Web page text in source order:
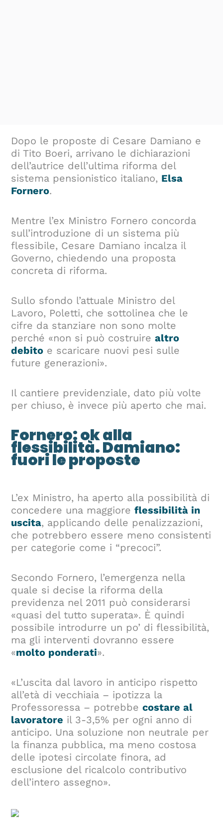
Dopo le proposte di Cesare Damiano e
di Tito Boeri, arrivano le dichiarazioni
dell’autrice dell’ultima riforma del
sistema pensionistico italiano, Elsa
Fornero.
Mentre l’ex Ministro Fornero concorda
sull’introduzione di un sistema più
flessibile, Cesare Damiano incalza il
Governo, chiedendo una proposta
concreta di riforma.
Sullo sfondo l’attuale Ministro del
Lavoro, Poletti, che sottolinea che le
cifre da stanziare non sono molte
perché «non si può costruirealtro
debito e scaricare nuovi pesi sulle
future generazioni».
Il cantiere previdenziale, dato più volte
per chiuso, è invece più aperto che mai.
Fornero: ok alla
flessibilità. Damiano:
fuori le proposte
L’ex Ministro, ha aperto alla possibilità di
concedere una maggioreflessibilità in
uscita, applicando delle penalizzazioni,
che potrebbero essere meno consistenti
per categorie come i “precoci”.
Secondo Fornero, l’emergenza nella
quale si decise la riforma della
previdenza nel 2011 può considerarsi
«quasi del tutto superata». È quindi
possibile introdurre un po’ di flessibilità,
ma gli interventi dovranno essere
«molto ponderati».
«L’uscita dal lavoro in anticipo rispetto
all’età di vecchiaia – ipotizza la
Professoressa – potrebbecostare al
lavoratore il 3-3,5% per ogni anno di
anticipo. Una soluzione non neutrale per
la finanza pubblica, ma meno costosa
delle ipotesi circolate finora, ad
esclusione del ricalcolo contributivo
dell’intero assegno».